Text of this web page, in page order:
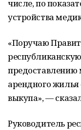
числе, по
устройства
«Поручаю
арендного
выкупа», —
Руководитель